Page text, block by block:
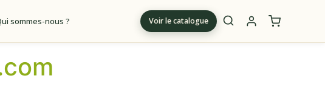
sommes-nous ? Voir le catalogue